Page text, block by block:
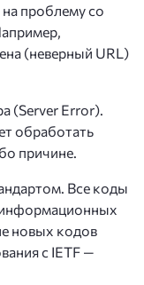
проблему со
(неверный URL)
(Server Error).
обработать
причине.
Все коды
новых кодов
с IETF —